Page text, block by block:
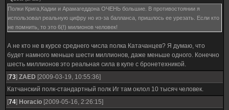
Полки Крига,Кадии и Арамагеддона ОЧЕНЬ большие. В противостоянии я
использовал реальную цифру но из-за балланса, пришлось ее урезать. Если кто
не помнить, то это 6(!) милионов человек!
А не кто не в курсе среднего числа полка Катачанцев? Я думаю, что
будет намного меньше шести миллионов, даже меньше одного. Конечно
шесть миллионов это реальная сила в купе с бронетехникой.
[73] ZAED [2009-03-19, 10:55:36]
Катчанский полк-стандартный полк Иг там оклол 10 тысяч человек.
[74] Horacio [2009-05-16, 2:26:15]